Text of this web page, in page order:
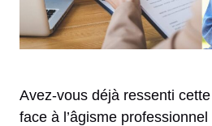
Avez-vous déjà ressenti
face à l’âgisme